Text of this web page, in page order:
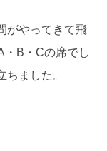
がやってきて飛
・B・Cの席でし
ました。